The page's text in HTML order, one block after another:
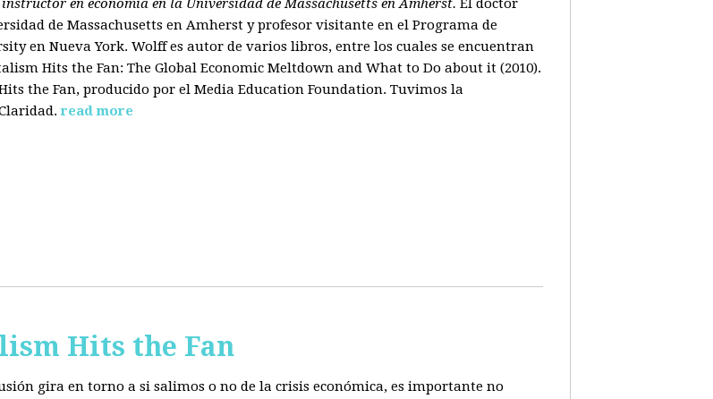
en economía en la Universidad de Massachusetts en Amherst. El doctor
de Massachusetts en Amherst y profesor visitante en el Programa de
en Nueva York. Wolff es autor de varios libros, entre los cuales se encuentran
Hits the Fan: The Global Economic Meltdown and What to Do about it (2010).
the Fan, producido por el Media Education Foundation. Tuvimos la
read more
Hits the Fan
gira en torno a si salimos o no de la crisis económica, es importante no